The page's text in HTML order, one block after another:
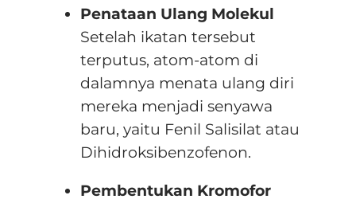
Penataan Ulang Molekul
Setelah ikatan tersebut
terputus, atom-atom di
dalamnya menata ulang diri
mereka menjadi senyawa
baru, yaitu Fenil Salisilat atau
Dihidroksibenzofenon.
Pembentukan Kromofor